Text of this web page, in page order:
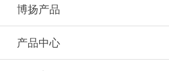
博扬产品
产品中心